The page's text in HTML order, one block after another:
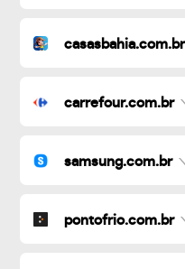
casasbahia.com.br
carrefour.com.br
samsung.com.br
pontofrio.com.br